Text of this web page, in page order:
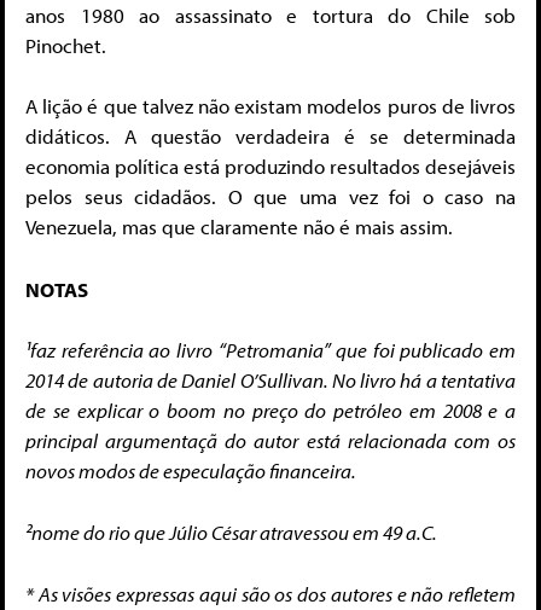
anos 1980 ao assassinato e tortura do Chile sob
Pinochet.
A lição é que talvez não existam modelos puros de livros
didáticos. A questão verdadeira é se determinada
economia política está produzindo resultados desejáveis
pelos seus cidadãos. O que uma vez foi o caso na
Venezuela, mas que claramente não é mais assim.
NOTAS
¹faz referência ao livro “Petromania” que foi publicado em
2014 de autoria de Daniel O’Sullivan. No livro há a tentativa
de se explicar o boom no preço do petróleo em 2008 e a
principal argumentaçã do autor está relacionada com os
novos modos de especulação financeira.
²nome do rio que Júlio César atravessou em 49 a.C.
* As visões expressas aqui são os dos autores e não refletem